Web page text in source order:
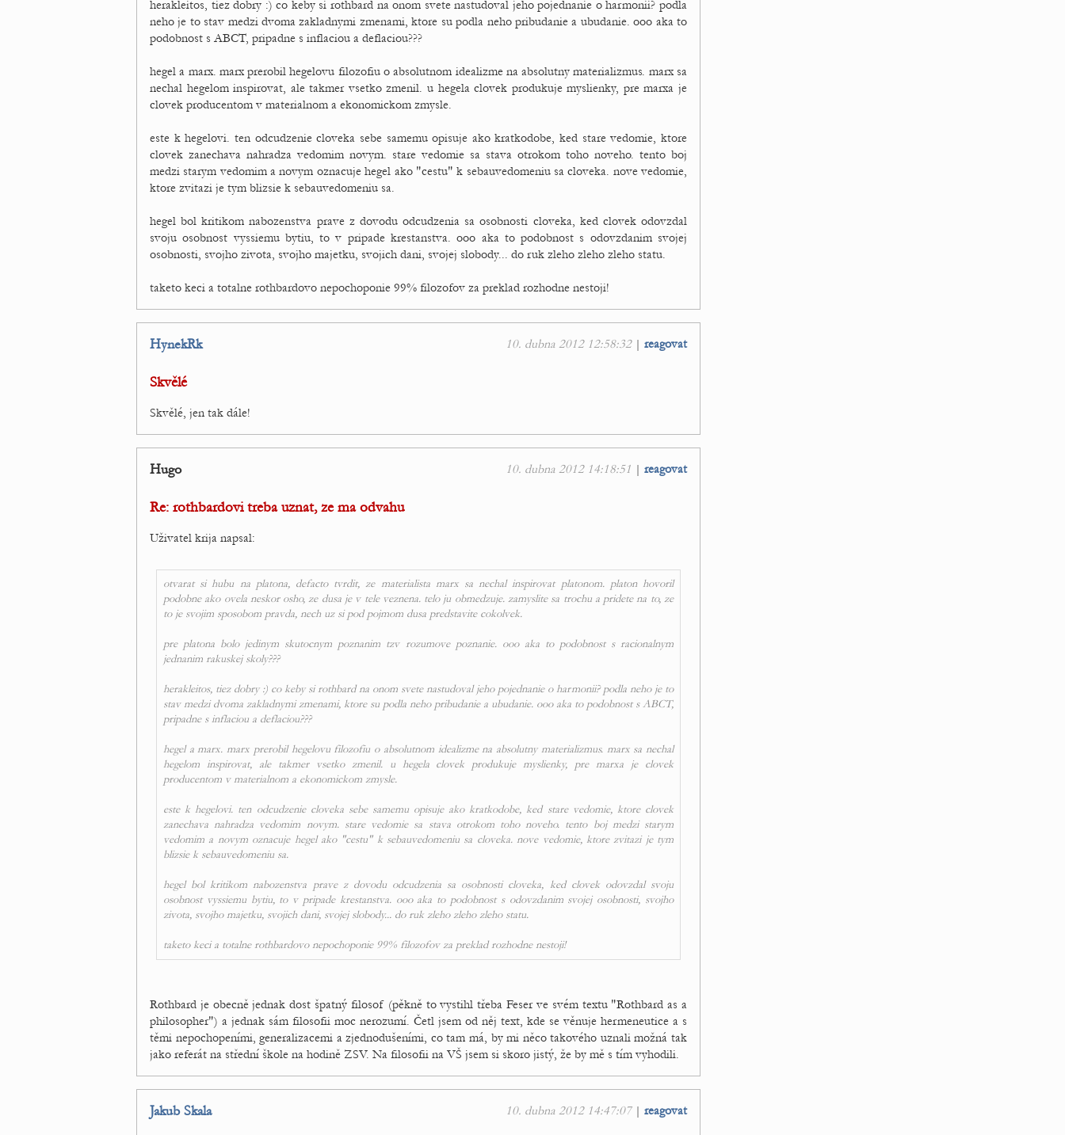
herakleitos, tiez dobry :) co keby si rothbard na onom svete nastudoval jeho pojednanie o harmonii? podla
neho je to stav medzi dvoma zakladnymi zmenami, ktore su podla neho pribudanie a ubudanie. ooo aka to
podobnost s ABCT, pripadne s inflaciou a deflaciou???
hegel a marx. marx prerobil hegelovu filozofiu o absolutnom idealizme na absolutny materializmus. marx sa
nechal hegelom inspirovat, ale takmer vsetko zmenil. u hegela clovek produkuje myslienky, pre marxa je
clovek producentom v materialnom a ekonomickom zmysle.
este k hegelovi. ten odcudzenie cloveka sebe samemu opisuje ako kratkodobe, ked stare vedomie, ktore
clovek zanechava nahradza vedomim novym. stare vedomie sa stava otrokom toho noveho. tento boj
medzi starym vedomim a novym oznacuje hegel ako "cestu" k sebauvedomeniu sa cloveka. nove vedomie,
ktore zvitazi je tym blizsie k sebauvedomeniu sa.
hegel bol kritikom nabozenstva prave z dovodu odcudzenia sa osobnosti cloveka, ked clovek odovzdal
svoju osobnost vyssiemu bytiu, to v pripade krestanstva. ooo aka to podobnost s odovzdanim svojej
osobnosti, svojho zivota, svojho majetku, svojich dani, svojej slobody... do ruk zleho zleho zleho statu.
taketo keci a totalne rothbardovo nepochoponie 99% filozofov za preklad rozhodne nestoji!
10. dubna 2012 12:58:32| reagovat
HynekRk
Skvělé
Skvělé, jen tak dále!
10. dubna 2012 14:18:51 | reagovat
Hugo
Re: rothbardovi treba uznat, ze ma odvahu
Uživatel krija napsal:
otvarat si hubu na platona, defacto tvrdit, ze materialista marx sa nechal inspirovat platonom. platon hovoril
podobne ako ovela neskor osho, ze dusa je v tele veznena. telo ju obmedzuje. zamyslite sa trochu a pridete na to, ze
to je svojim sposobom pravda, nech uz si pod pojmom dusa predstavite cokolvek.
pre platona bolo jedinym skutocnym poznanim tzv rozumove poznanie. ooo aka to podobnost s racionalnym
jednanim rakuskej skoly???
herakleitos, tiez dobry :) co keby si rothbard na onom svete nastudoval jeho pojednanie o harmonii? podla neho je to
stav medzi dvoma zakladnymi zmenami, ktore su podla neho pribudanie a ubudanie. ooo aka to podobnost s ABCT,
pripadne s inflaciou a deflaciou???
hegel a marx. marx prerobil hegelovu filozofiu o absolutnom idealizme na absolutny materializmus. marx sa nechal
hegelom inspirovat, ale takmer vsetko zmenil. u hegela clovek produkuje myslienky, pre marxa je clovek
producentom v materialnom a ekonomickom zmysle.
este k hegelovi. ten odcudzenie cloveka sebe samemu opisuje ako kratkodobe, ked stare vedomie, ktore clovek
zanechava nahradza vedomim novym. stare vedomie sa stava otrokom toho noveho. tento boj medzi starym
vedomim a novym oznacuje hegel ako "cestu" k sebauvedomeniu sa cloveka. nove vedomie, ktore zvitazi je tym
blizsie k sebauvedomeniu sa.
hegel bol kritikom nabozenstva prave z dovodu odcudzenia sa osobnosti cloveka, ked clovek odovzdal svoju
osobnost vyssiemu bytiu, to v pripade krestanstva. ooo aka to podobnost s odovzdanim svojej osobnosti, svojho
zivota, svojho majetku, svojich dani, svojej slobody... do ruk zleho zleho zleho statu.
taketo keci a totalne rothbardovo nepochoponie 99% filozofov za preklad rozhodne nestoji!
Rothbard je obecně jednak dost špatný filosof (pěkně to vystihl třeba Feser ve svém textu "Rothbard as a
philosopher") a jednak sám filosofii moc nerozumí. Četl jsem od něj text, kde se věnuje hermeneutice a s
těmi nepochopeními, generalizacemi a zjednodušeními, co tam má, by mi něco takového uznali možná tak
jako referát na střední škole na hodině ZSV. Na filosofii na VŠ jsem si skoro jistý, že by mě s tím vyhodili.
10. dubna 2012 14:47:07| reagovat
Jakub Skala